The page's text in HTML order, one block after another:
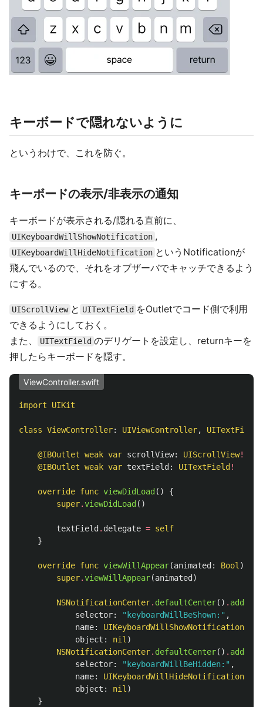
キーボードで隠れないように
というわけで、これを防ぐ。
キーボードの表示/非表示の通知
キーボードが表示される/隠れる直前に、
UIKeyboardWillShowNotification ,
UIKeyboardWillHideNotification というNotificationが
飛んでいるので、それをオブザーバでキャッチできるよう
にする。
UIScrollView と UITextField をOutletでコード側で利用
できるようにしておく。
また、
UITextField のデリゲートを設定し、returnキーを
押したらキーボードを隠す。
ViewController.swift
import UIKit
class ViewController: UIViewController,
@IBOutlet weak var scrollView: UIScrollView!
@IBOutlet weak var textField : UITextField !
override func viewDidLoad ()
{
super.viewDidLoad ()
textField . delegate = self
}
override func viewWillAppear(animated : Bool)
super.viewWillAppear(animated )
NSNotificationCenter. defaultCenter() .
selector: "keyboardWillBeShown:" ,
name: UIKeyboardWillShowNotification
object : nil)
NSNotificationCenter. defaultCenter() .
selector: "keyboardWillBeHidden:" ,
name: UIKeyboardWillHideNotification
object : nil)
}